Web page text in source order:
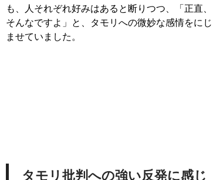
も、人それぞれ好みはあると断りつつ、「正直、
そんなですよ」と、タモリへの微妙な感情をにじ
ませていました。
タモリ批判への強い反発に感じ